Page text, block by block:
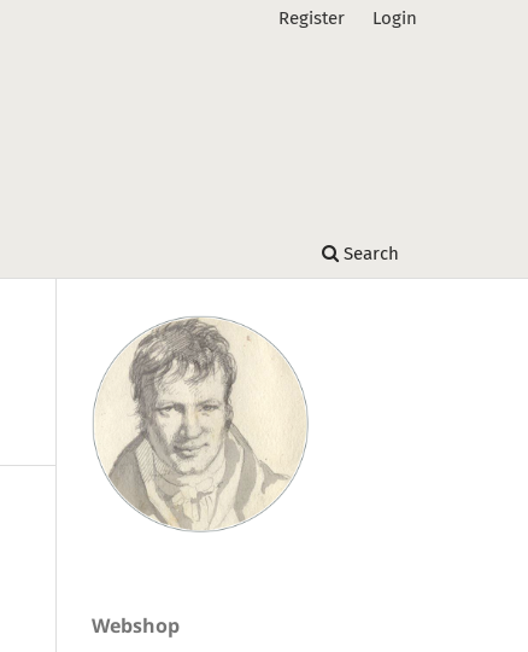
Search
Register Login
Webshop